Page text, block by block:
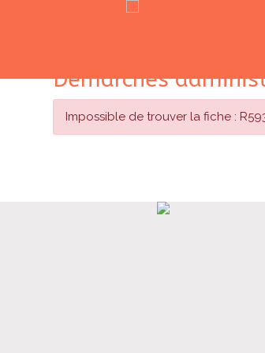
Démarches
Impossible de trouver la fiche :